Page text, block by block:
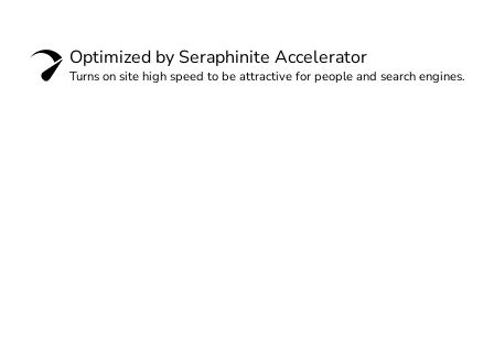
Optimized by Seraphinite Accelerator
Turns on site high speed to be attractive for people and search engines.